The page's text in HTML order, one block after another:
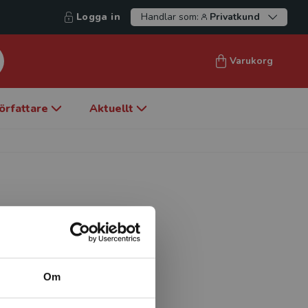
Om
Logga in Handlar som: Privatkund
Varukorg
Aktuellt
är verksamma